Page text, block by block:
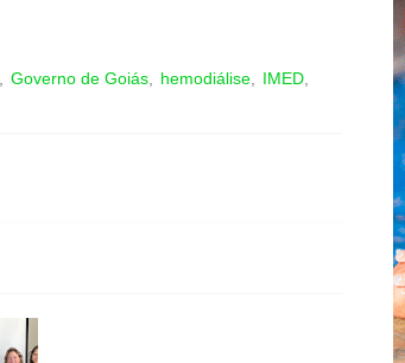
Governo de Goiás hemodiálise
IMED